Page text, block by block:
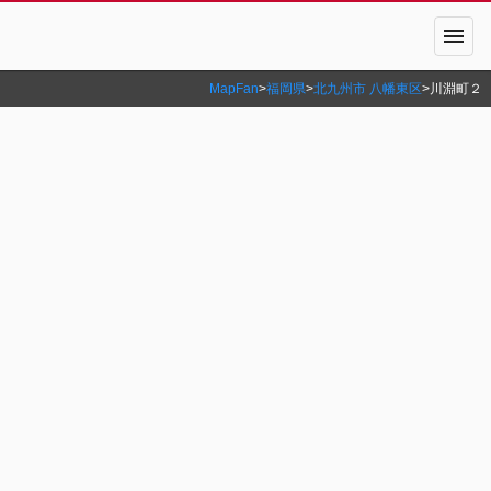
menu
MapFan>福岡県>北九州市 八幡東区>川淵町２